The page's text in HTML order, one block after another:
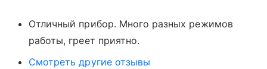
Отличный прибор. Много разных режимов
работы, греет приятно.
Смотреть другие отзывы